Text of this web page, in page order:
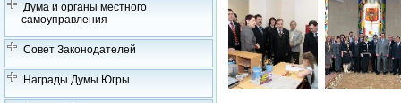
Дума и органы местного
самоуправления
Совет Законодателей
Награды Думы Югры